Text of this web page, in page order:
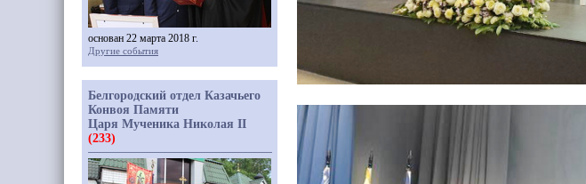
основан 22 марта 2018 г.
Другие события
Белгородский отдел Казачьего
Конвоя Памяти
Царя Мученика Николая II
(233)